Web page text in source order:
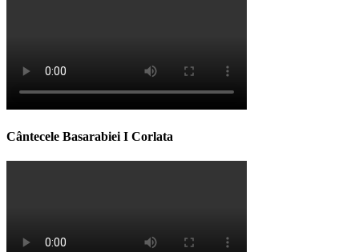
Cântecele Basarabiei I Corlata